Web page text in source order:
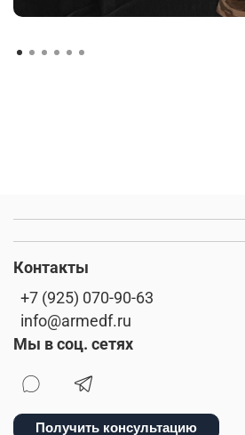
Контакты
+7 (925) 070-90-63
info@armedf.ru
Мы в соц. сетях
Получить консультацию